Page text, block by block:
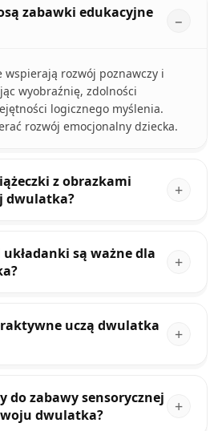
zabawki edukacyjne
wspierają rozwój poznawczy i
wyobraźnię, zdolności
logicznego myślenia.
rozwój emocjonalny dziecka.
z obrazkami
dwulatka?
są ważne dla
uczą dwulatka
do zabawy sensorycznej
dwulatka?